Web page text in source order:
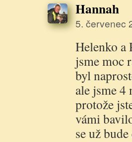
Hannah
5. červenec
Helenko a
jsme moc
byl
ale jsme 4
protože
vámi
se už